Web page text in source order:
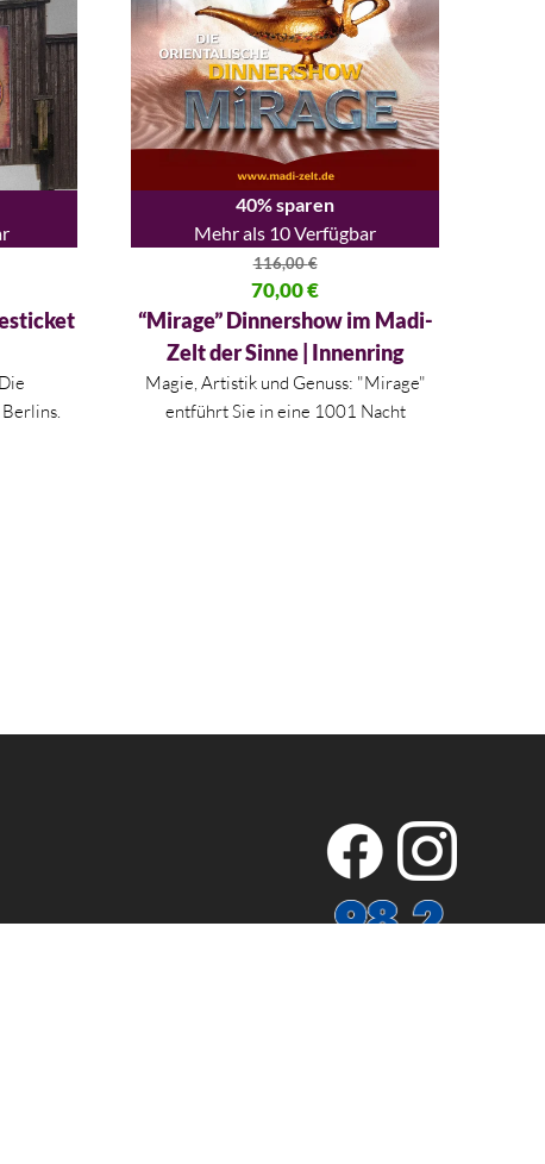
€
40% sparen
Mehr als 10 Verfügbar
116,00€
Ursprünglicher Preis war: 116,00 €
70,00€
Aktueller Preis ist: 70,00 €.
“Mirage” Dinnershow im Madi-
Zelt der Sinne | Innenring
Magie, Artistik und Genuss: "Mirage"
entführt Sie in eine 1001 Nacht